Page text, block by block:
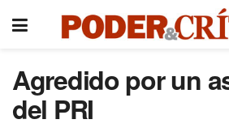
Agredido por un
del PRI